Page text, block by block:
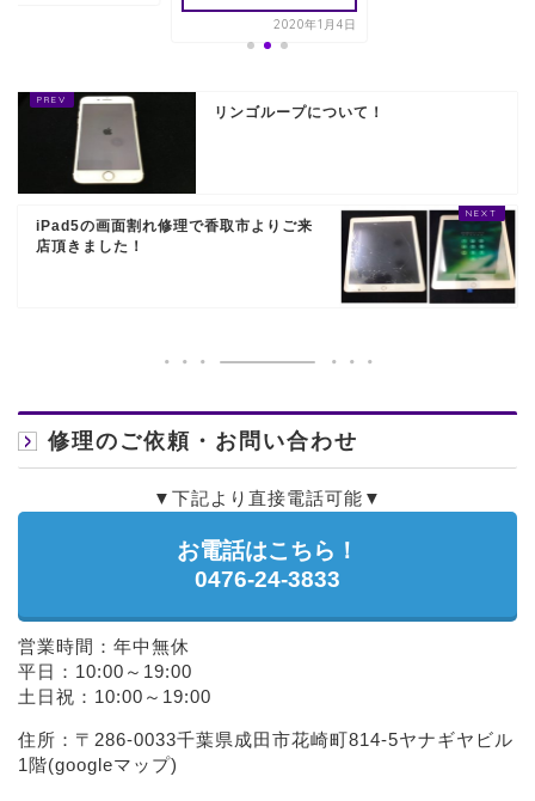
2020年1月4日
リンゴループについて！
iPad5の画面割れ修理で香取市よりご来
店頂きました！
修理のご依頼・お問い合わせ
▼下記より直接電話可能▼
お電話はこちら！
0476-24-3833
営業時間：年中無休
平日：10:00～19:00
土日祝：10:00～19:00
住所：〒286-0033千葉県成田市花崎町814-5ヤナギヤビル
1階(googleマップ)